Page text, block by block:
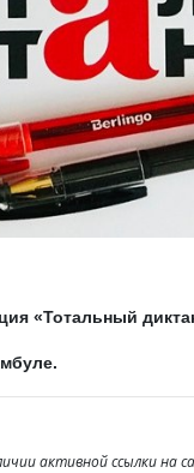
«Тотальный
активной ссылки на